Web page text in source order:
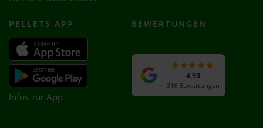
PELLETS APP
Infos zur App
BEWERTUNGEN
4,90
316 Bewertungen